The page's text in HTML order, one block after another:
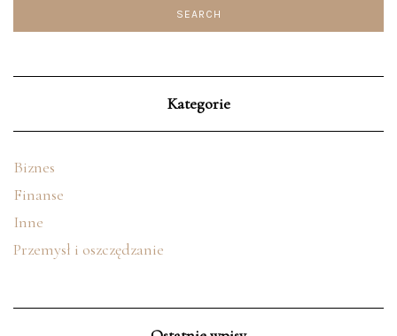
Kategorie
Biznes
Finanse
Inne
Przemysł i oszczędzanie